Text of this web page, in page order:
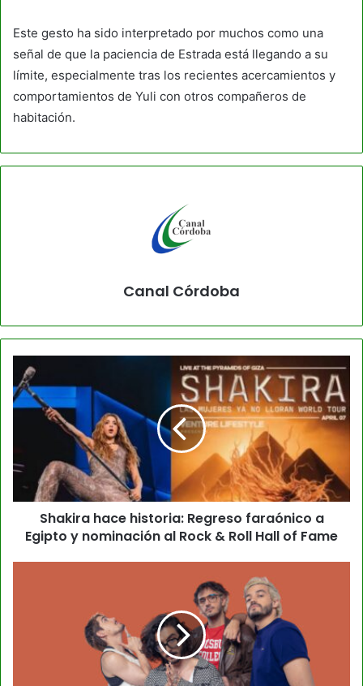
​Este gesto ha sido interpretado por muchos como una
señal de que la paciencia de Estrada está llegando a su
límite, especialmente tras los recientes acercamientos y
comportamientos de Yuli con otros compañeros de
habitación.
Canal Córdoba
Shakira hace historia: Regreso faraónico a
Egipto y nominación al Rock & Roll Hall of Fame